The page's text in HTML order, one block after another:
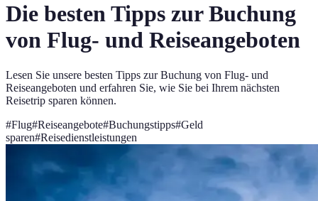
Die besten Tipps zur Buchung
von Flug- und Reiseangeboten
Lesen Sie unsere besten Tipps zur Buchung von Flug- und
Reiseangeboten und erfahren Sie, wie Sie bei Ihrem nächsten
Reisetrip sparen können.
#Flug#Reiseangebote#Buchungstipps#Geld
sparen#Reisedienstleistungen